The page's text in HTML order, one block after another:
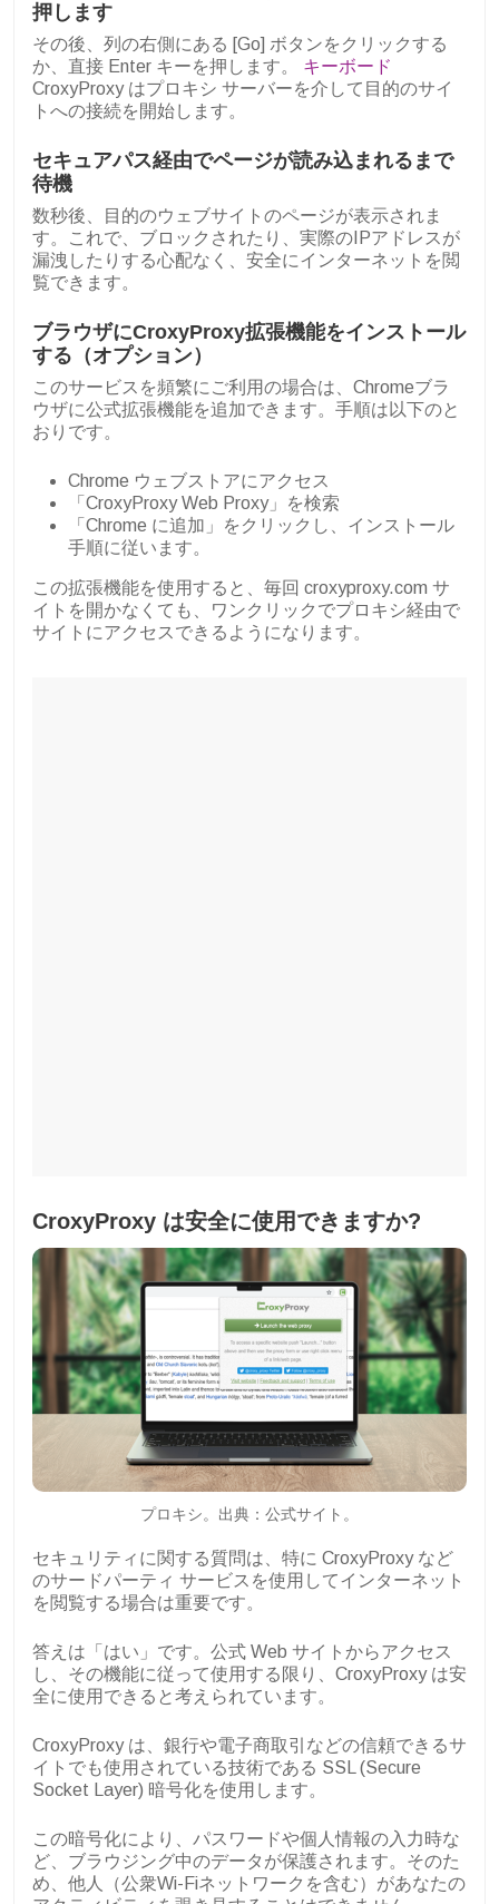
押します
その後、列の右側にある [Go] ボタンをクリックする
か、直接 Enter キーを押します。 キーボード
CroxyProxy はプロキシ サーバーを介して目的のサイ
トへの接続を開始します。
セキュアパス経由でページが読み込まれるまで
待機
数秒後、目的のウェブサイトのページが表示されま
す。これで、ブロックされたり、実際のIPアドレスが
漏洩したりする心配なく、安全にインターネットを閲
覧できます。
ブラウザにCroxyProxy拡張機能をインストール
する（オプション）
このサービスを頻繁にご利用の場合は、Chromeブラ
ウザに公式拡張機能を追加できます。手順は以下のと
おりです。
Chrome ウェブストアにアクセス
「CroxyProxy Web Proxy」を検索
「Chrome に追加」をクリックし、インストール
手順に従います。
この拡張機能を使用すると、毎回 croxyproxy.com サ
イトを開かなくても、ワンクリックでプロキシ経由で
サイトにアクセスできるようになります。
CroxyProxy は安全に使用できますか?
プロキシ。出典：公式サイト。
セキュリティに関する質問は、特に CroxyProxy など
のサードパーティ サービスを使用してインターネット
を閲覧する場合は重要です。
答えは「はい」です。公式 Web サイトからアクセス
し、その機能に従って使用する限り、CroxyProxy は安
全に使用できると考えられています。
CroxyProxy は、銀行や電子商取引などの信頼できるサ
イトでも使用されている技術である SSL (Secure
Socket Layer) 暗号化を使用します。
この暗号化により、パスワードや個人情報の入力時な
ど、ブラウジング中のデータが保護されます。そのた
め、他人（公衆Wi-Fiネットワークを含む）があなたの